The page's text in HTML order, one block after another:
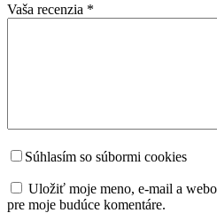
Vaša recenzia *
Súhlasím so súbormi cookies
Uložiť moje meno, e-mail a
pre moje budúce komentáre.